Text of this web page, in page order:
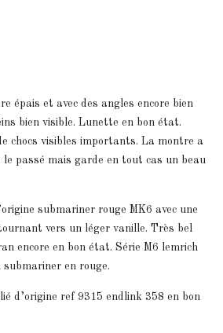
épais et avec des angles encore bien
bien visible. Lunette en bon état.
chocs visibles importants. La montre a
passé mais garde en tout cas un beau
submariner rouge MK6 avec une
vers un léger vanille. Très bel
encore en bon état. Série M6 lemrich
en rouge.
d’origine ref 9315 endlink 358 en bon